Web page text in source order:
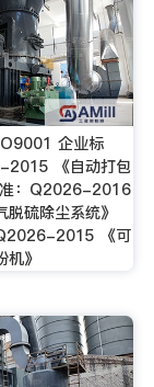
企业标
2015 《自动打包
：Q2026-2016
脱硫除尘系统》
2015 《可
机》